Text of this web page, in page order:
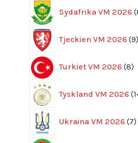
Sydafrika VM 2026
Tjeckien VM 2026 9
Turkiet VM 2026 8
Tyskland VM 2026
Ukraina VM 2026 7